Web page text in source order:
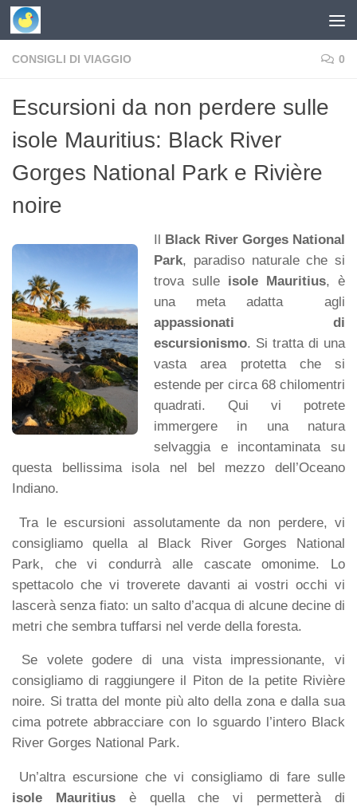
Skip to content
CONSIGLI DI VIAGGIO 0
Escursioni da non perdere sulle
isole Mauritius: Black River
Gorges National Park e Rivière
noire
Il Black River Gorges National
Park, paradiso naturale che si
trova sulle isole Mauritius, è
una meta adatta agli
appassionati di
escursionismo. Si tratta di una
vasta area protetta che si
estende per circa 68 chilomentri
quadrati. Qui vi potrete
immergere in una natura
selvaggia e incontaminata su
questa bellissima isola nel bel mezzo dell’Oceano
Indiano.
Tra le escursioni assolutamente da non perdere, vi
consigliamo quella al Black River Gorges National
Park, che vi condurrà alle cascate omonime. Lo
spettacolo che vi troverete davanti ai vostri occhi vi
lascerà senza fiato: un salto d’acqua di alcune decine di
metri che sembra tuffarsi nel verde della foresta.
Se volete godere di una vista impressionante, vi
consigliamo di raggiungere il Piton de la petite Rivière
noire. Si tratta del monte più alto della zona e dalla sua
cima potrete abbracciare con lo sguardo l’intero Black
River Gorges National Park.
Un’altra escursione che vi consigliamo di fare sulle
isole Mauritiusè quella che vi permetterà di